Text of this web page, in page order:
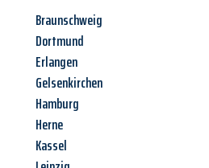
Braunschweig
Dortmund
Erlangen
Gelsenkirchen
Hamburg
Herne
Kassel